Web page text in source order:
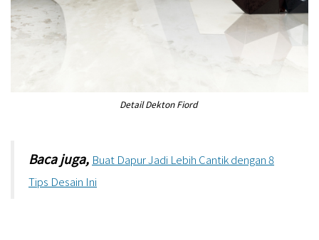
Detail Dekton Fiord
Baca juga, Buat Dapur Jadi Lebih Cantik dengan 8
Tips Desain Ini